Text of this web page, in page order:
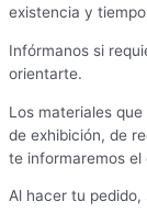
existencia y
Infórmanos si
orientarte.
Los materiales
de exhibición, de
te informaremos el
Al hacer tu pedido,